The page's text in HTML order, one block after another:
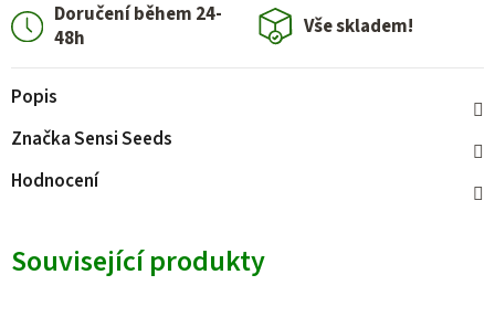
Doručení během 24-
48h
Vše skladem!
Popis
ZnačkaSensi Seeds
Hodnocení
Související produkty